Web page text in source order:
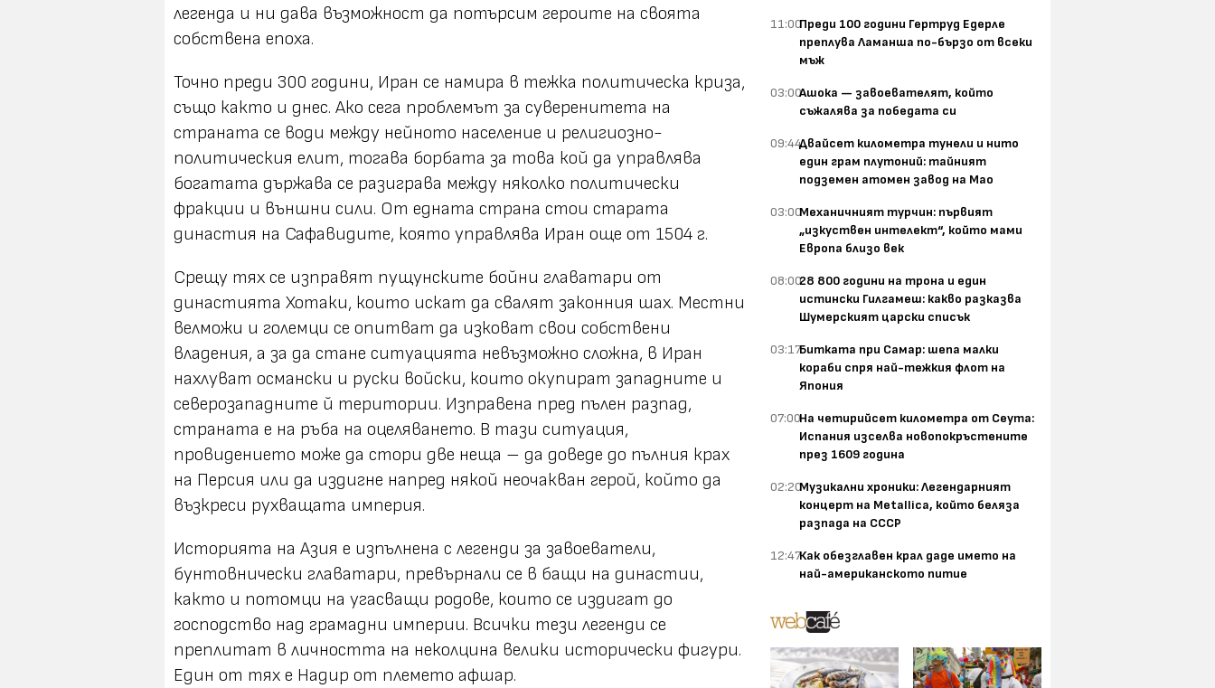
легенда и ни дава възможност да потърсим героите на своята
собствена епоха.
Точно преди 300 години, Иран се намира в тежка политическа криза,
също както и днес. Ако сега проблемът за суверенитета на
страната се води между нейното население и религиозно-
политическия елит, тогава борбата за това кой да управлява
богатата държава се разиграва между няколко политически
фракции и външни сили. От едната страна стои старата
династия на Сафавидите, която управлява Иран още от 1504 г.
Срещу тях се изправят пущунските бойни главатари от
династията Хотаки, които искат да свалят законния шах. Местни
велможи и големци се опитват да изковат свои собствени
владения, а за да стане ситуацията невъзможно сложна, в Иран
нахлуват османски и руски войски, които окупират западните и
северозападните й територии. Изправена пред пълен разпад,
страната е на ръба на оцеляването. В тази ситуация,
провидението може да стори две неща – да доведе до пълния крах
на Персия или да издигне напред някой неочакван герой, който да
възкреси рухващата империя.
Историята на Азия е изпълнена с легенди за завоеватели,
бунтовнически главатари, превърнали се в бащи на династии,
както и потомци на угасващи родове, които се издигат до
господство над грамадни империи. Всички тези легенди се
преплитат в личността на неколцина велики исторически фигури.
Един от тях е Надир от племето афшар.
11:00Преди 100 години Гертруд Едерле
преплува Ламанша по-бързо от всеки
мъж
03:00Ашока — завоевателят, който
съжалява за победата си
09:44Двайсет километра тунели и нито
един грам плутоний: тайният
подземен атомен завод на Мао
03:00Механичният турчин: първият
„изкуствен интелект“, който мами
Европа близо век
08:0028 800 години на трона и един
истински Гилгамеш: какво разказва
Шумерският царски списък
03:17Битката при Самар: шепа малки
кораби спря най-тежкия флот на
Япония
07:00На четирийсет километра от Сеута:
Испания изселва новопокръстените
през 1609 година
02:20Музикални хроники: Легендарният
концерт на Metallica, който беляза
разпада на СССР
12:47Как обезглавен крал даде името на
най-американското питие